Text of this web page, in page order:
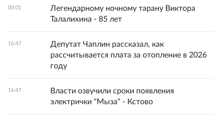
00:01
Легендарному ночному тарану Виктора
Талалихина - 85 лет
16:47
Депутат Чаплин рассказал, как
рассчитывается плата за отопление в 2026
году
16:47
Власти озвучили сроки появления
электрички "Мыза" - Кстово